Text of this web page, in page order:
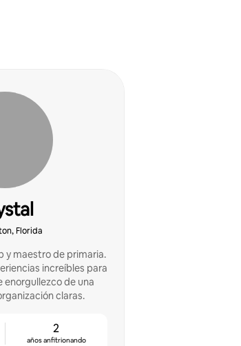
Florida
y maestro de primaria.
increíbles para
enorgullezco de una
claras.
2
años anfitrionando